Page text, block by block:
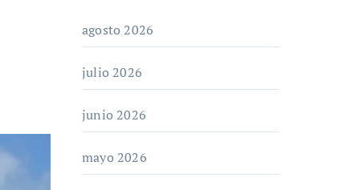
agosto 2026
julio 2026
junio 2026
mayo 2026